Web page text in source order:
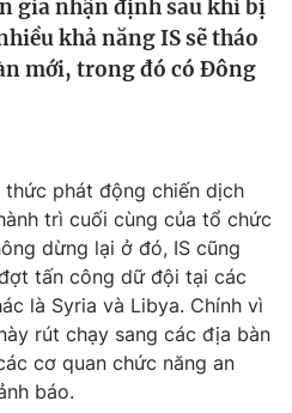
gia nhận định sau khi bị
khả năng IS sẽ tháo
mới, trong đó có Đông
thức phát động chiến dịch
trì cuối cùng của tổ chức
dừng lại ở đó, IS cũng
tấn công dữ đội tại các
là Syria và Libya. Chính vì
rút chạy sang các địa bàn
cơ quan chức năng an
báo.